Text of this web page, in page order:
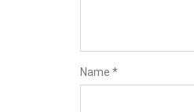
Name *